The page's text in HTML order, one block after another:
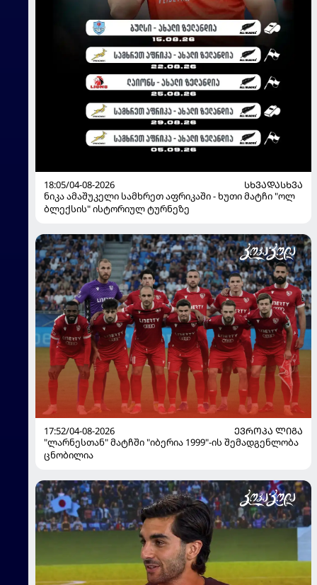
18:05/04-08-2026
ᲡᲮᲕᲐᲓᲐᲡᲮᲕᲐ
ნიკა ამაშუკელი სამხრეთ აფრიკაში - ხუთი მატჩი "ოლ
ბლექსის" ისტორიულ ტურნეზე
17:52/04-08-2026
ᲔᲕᲠᲝᲞᲐ ᲚᲘᲒᲐ
"ლარნესთან" მატჩში "იბერია 1999"-ის შემადგენლობა
ცნობილია